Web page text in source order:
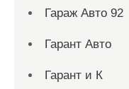
Гараж Авто 92
Гарант Авто
Гарант и К